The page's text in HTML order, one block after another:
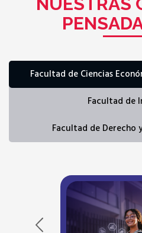
Facultad de Ciencias
Facultad de
Facultad de Derecho